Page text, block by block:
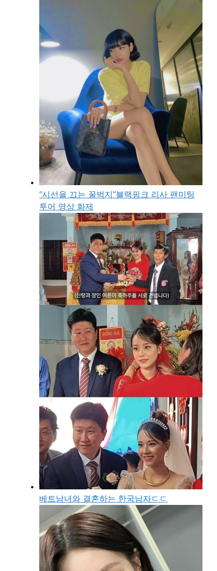
“시선을 끄는 꿀벅지”블랙핑크 리사 팬미팅
투어 영상 화제
베트남녀와 결혼하는 한국남자ㄷㄷ